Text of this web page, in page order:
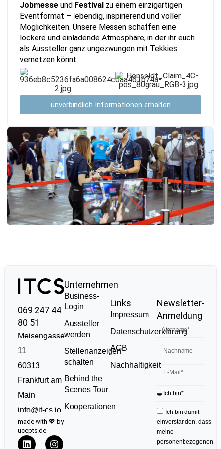
Jobmesse und Festival zu einem einzigartigen
Eventformat – lebendig, inspirierend und voller
Möglichkeiten. Unsere Messen schaffen eine
lockere und einladende Atmosphäre, in der ihr euch
als Aussteller ganz ungezwungen mit Tekkies
vernetzen könnt.
unverbindlich Informationen erhalten
069 247 44
80 51
Meisengasse
11
60313
Frankfurt am
Main
info@it-cs.io
made with 💖 by
ucepts.de
Unternehmen
Business-
Login
Aussteller
werden
Stellenanzeigen
schalten
Behind the
Scenes Tour
Kooperationen
Links
Impressum
Datenschutzerklärung
AGB
Nachhaltigkeit
Newsletter-
Anmeldung
Ich bin damit
einverstanden, dass
meine
personenbezogenen